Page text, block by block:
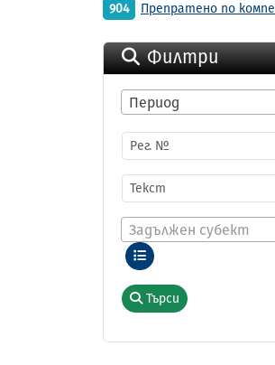
904
Препратено по
Филтри
Период
Задължен субект
Търси